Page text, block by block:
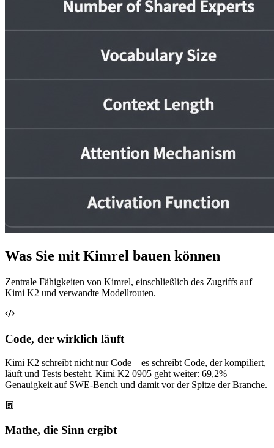
Was Sie mit Kimrel bauen können
Zentrale Fähigkeiten von Kimrel, einschließlich des Zugriffs auf
Kimi K2 und verwandte Modellrouten.
Code, der wirklich läuft
Kimi K2 schreibt nicht nur Code – es schreibt Code, der kompiliert,
läuft und Tests besteht. Kimi K2 0905 geht weiter: 69,2%
Genauigkeit auf SWE‑Bench und damit vor der Spitze der Branche.
Mathe, die Sinn ergibt